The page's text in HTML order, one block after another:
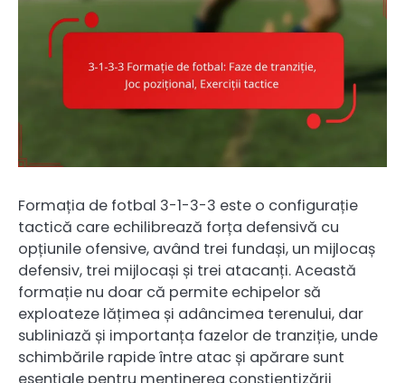
Formația de fotbal 3-1-3-3 este o configurație
tactică care echilibrează forța defensivă cu
opțiunile ofensive, având trei fundași, un mijlocaș
defensiv, trei mijlocași și trei atacanți. Această
formație nu doar că permite echipelor să
exploateze lățimea și adâncimea terenului, dar
subliniază și importanța fazelor de tranziție, unde
schimbările rapide între atac și apărare sunt